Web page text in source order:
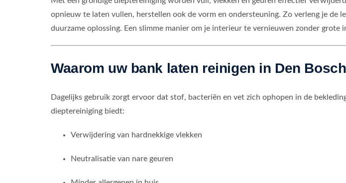
opnieuw te laten vullen, herstellen ook de vorm en ondersteuning. Zo verleng je de
duurzame oplossing. Een slimme manier om je interieur te vernieuwen zonder grote
Waarom uw bank laten reinigen in Den
Dagelijks gebruik zorgt ervoor dat stof, bacteriën en vet zich ophopen in de
dieptereiniging biedt:
Verwijdering van hardnekkige vlekken
Neutralisatie van nare geuren